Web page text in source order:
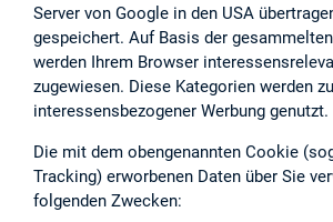
Server von Google in den USA
gespeichert. Auf Basis der
werden Ihrem Browser
zugewiesen. Diese Kategorien werden
interessensbezogener Werbung genutzt.
Die mit dem obengenannten Cookie
Tracking) erworbenen Daten über Sie
folgenden Zwecken: